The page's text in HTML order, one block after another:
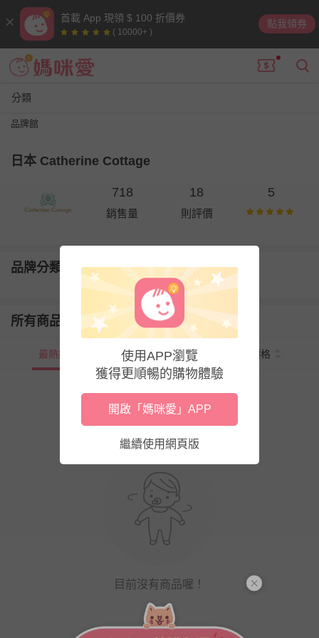
首載 App 現領 $ 100 折價券
( 10000+ )
點我領券
分類
品牌館
日本 Catherine Cottage
718
銷售量
18
則評價
5
品牌分類
所有商品
最熱銷 新上市 價格
目前沒有商品喔！
使用APP瀏覽
獲得更順暢的購物體驗
開啟「媽咪愛」APP
繼續使用網頁版